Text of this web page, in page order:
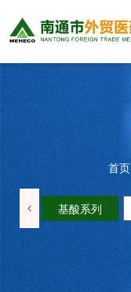
关于我们
产品中心
公平贸易站
首页
基酸系列